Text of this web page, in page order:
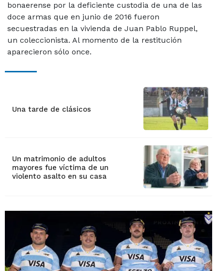
bonaerense por la deficiente custodia de una de las
doce armas que en junio de 2016 fueron
secuestradas en la vivienda de Juan Pablo Ruppel,
un coleccionista. Al momento de la restitución
aparecieron sólo once.
Una tarde de clásicos
Un matrimonio de adultos
mayores fue víctima de un
violento asalto en su casa